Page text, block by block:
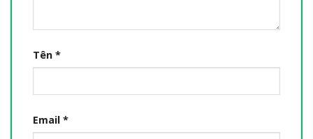
Tên *
Email *